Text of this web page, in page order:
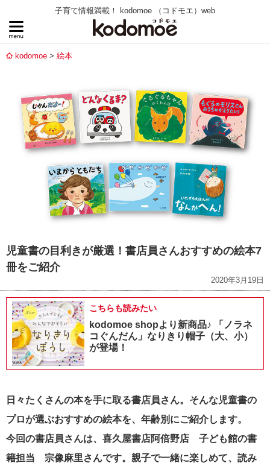
子育て情報満載！ kodomoe （コドモエ）web
kodomoe 絵本
児童書の目利きが厳選！書店員さんおすすめの絵本7
冊をご紹介
2020年3月19日
こちらも読みたい
kodomoe shopより新商品♪ 「ノラネ
コぐんだん」なりきり帽子（大、小）
が登場！
日々たくさんの本を手に取る書店員さん。そんな児童書の
プロが選ぶおすすめの絵本を、年齢別にご紹介します。
今回の書店員さんは、喜久屋書店阿倍野店 子ども館の書
籍担当 宗像麻里さんです。親子で一緒に楽しめて、読み